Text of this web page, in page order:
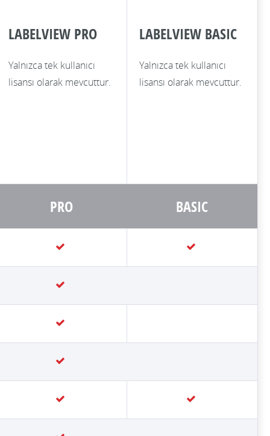
LABELVIEW PRO
Yalnızca tek kullanıcı
lisansı olarak mevcuttur.
LABELVIEW BASIC
Yalnızca tek kullanıcı
lisansı olarak mevcuttur.
PRO BASIC